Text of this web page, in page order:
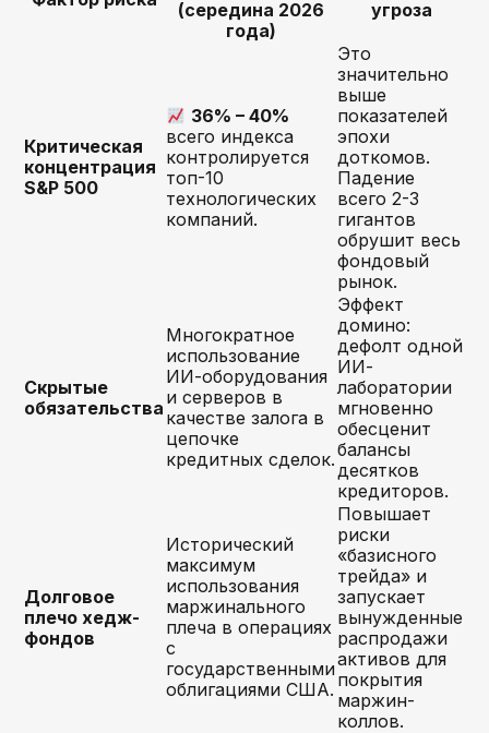
(середина 2026
года)
угроза
Критическая
концентрация
S&P 500
36% – 40%
всего индекса
контролируется
топ-10
технологических
компаний.
Это
значительно
выше
показателей
эпохи
доткомов.
Падение
всего 2-3
гигантов
обрушит весь
фондовый
рынок.
Скрытые
обязательства
Многократное
использование
ИИ-оборудования
и серверов в
качестве залога в
цепочке
кредитных сделок.
Эффект
домино:
дефолт одной
ИИ-
лаборатории
мгновенно
обесценит
балансы
десятков
кредиторов.
Долговое
плечо хедж-
фондов
Исторический
максимум
использования
маржинального
плеча в операциях
с
государственными
облигациями США.
Повышает
риски
«базисного
трейда» и
запускает
вынужденные
распродажи
активов для
покрытия
маржин-
коллов.